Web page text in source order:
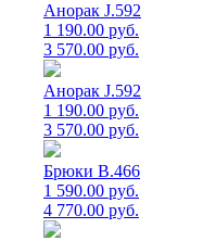
Анорак J.592
1 190.00 руб.
3 570.00 руб.
Анорак J.592
1 190.00 руб.
3 570.00 руб.
Брюки B.466
1 590.00 руб.
4 770.00 руб.